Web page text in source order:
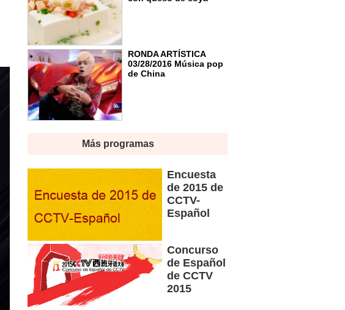
RONDA ARTÍSTICA
03/28/2016 Música pop
de China
Más programas
Encuesta
de 2015 de
CCTV-
Español
Concurso
de Español
de CCTV
2015